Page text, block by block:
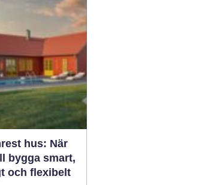
avgör
badrummet
i vardagen och
det håller. För
hus: När
bygga smart,
och flexibelt